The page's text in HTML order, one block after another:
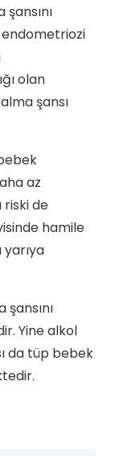
olan
şansı
az
de
hamile
yarıya
Yine alkol
da tüp bebek